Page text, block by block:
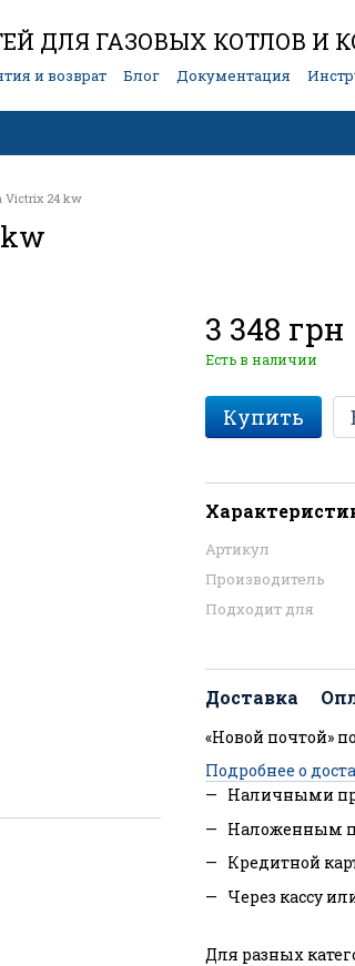
ДЛЯ ГАЗОВЫХ КОТЛОВ И
и возврат Блог Документация
Victrix 24 kw
3 348 грн
Есть в наличии
Купить
Артикул
Производитель
Подходит для
Доставка
«Новой почтой»
Подробнее о
Наличными
Наложенным
Кредитной
Через кассу
Для разных